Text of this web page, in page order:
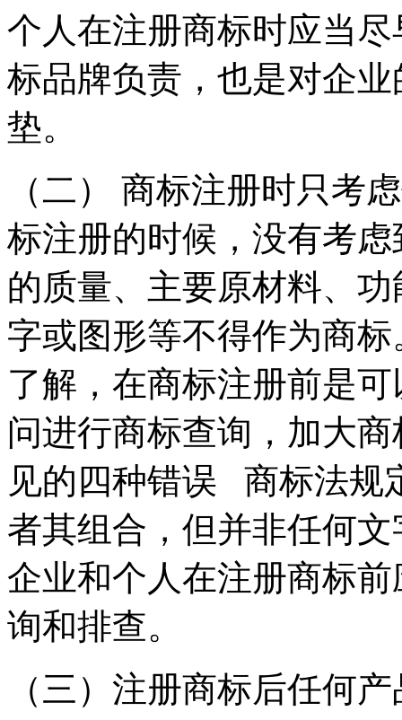
个人在注册商标时应当
标品牌负责，也是对企
垫。
（二） 商标注册时只考
标注册的时候，没有考
的质量、主要原材料、
字或图形等不得作为商
了解，在商标注册前是
问进行商标查询，加大
见的四种错误 商标法规
者其组合，但并非任何
企业和个人在注册商标
询和排查。
（三）注册商标后任何